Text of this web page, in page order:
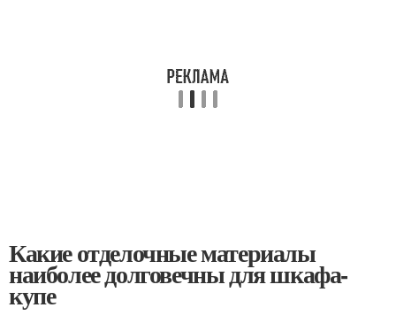
Какие отделочные материалы
наиболее долговечны для шкафа-
купе